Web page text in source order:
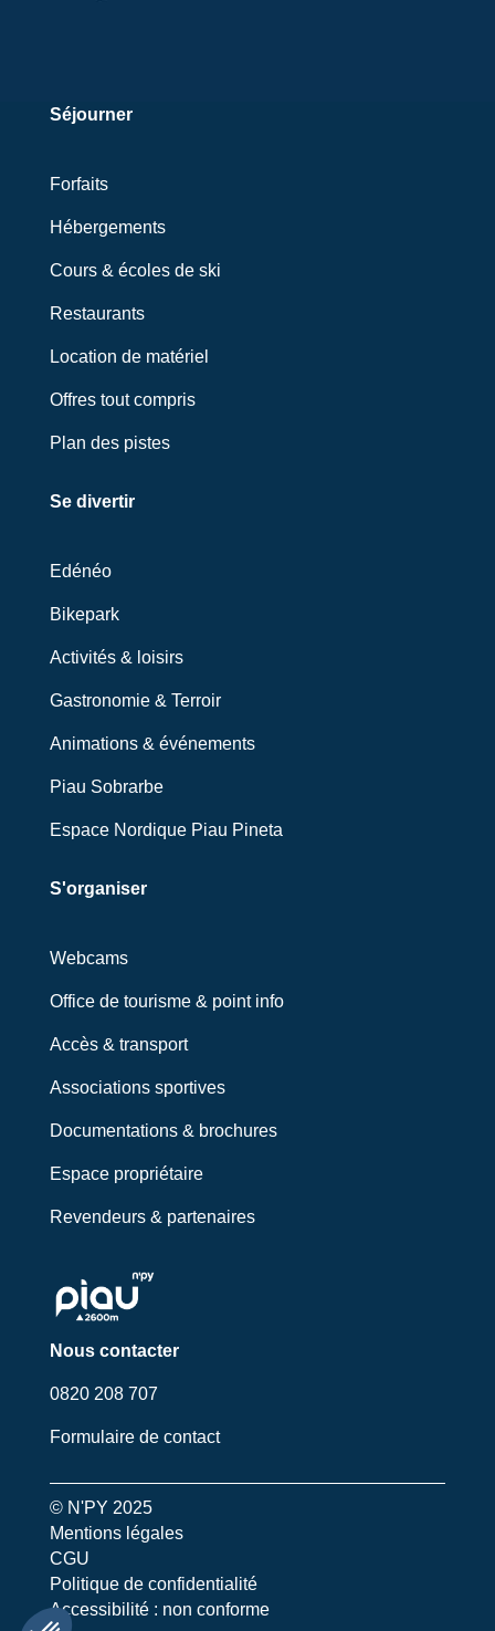
Séjourner
Forfaits
Hébergements
Cours & écoles de ski
Restaurants
Location de matériel
Offres tout compris
Plan des pistes
Se divertir
Edénéo
Bikepark
Activités & loisirs
Gastronomie & Terroir
Animations & événements
Piau Sobrarbe
Espace Nordique Piau Pineta
S'organiser
Webcams
Office de tourisme & point info
Accès & transport
Associations sportives
Documentations & brochures
Espace propriétaire
Revendeurs & partenaires
Nous contacter
0820 208 707
Formulaire de contact
© N'PY 2025
Mentions légales
CGU
Politique de confidentialité
Accessibilité : non conforme